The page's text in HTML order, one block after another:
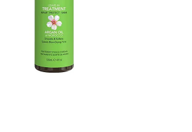
Matrix SoColor.Beauty 10P - Hårfärg
229 kr 194,65 kr